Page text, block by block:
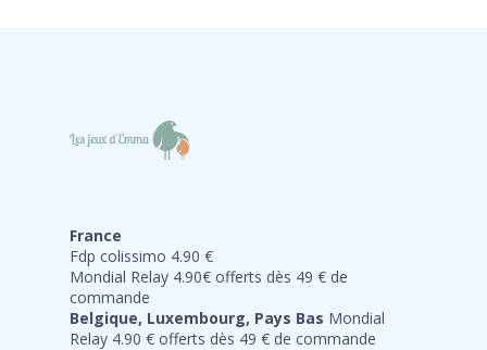
France
Fdp colissimo 4.90 €
Mondial Relay 4.90€ offerts dès 49 € de
commande
Belgique, Luxembourg, Pays Bas Mondial
Relay 4.90 € offerts dès 49 € de commande